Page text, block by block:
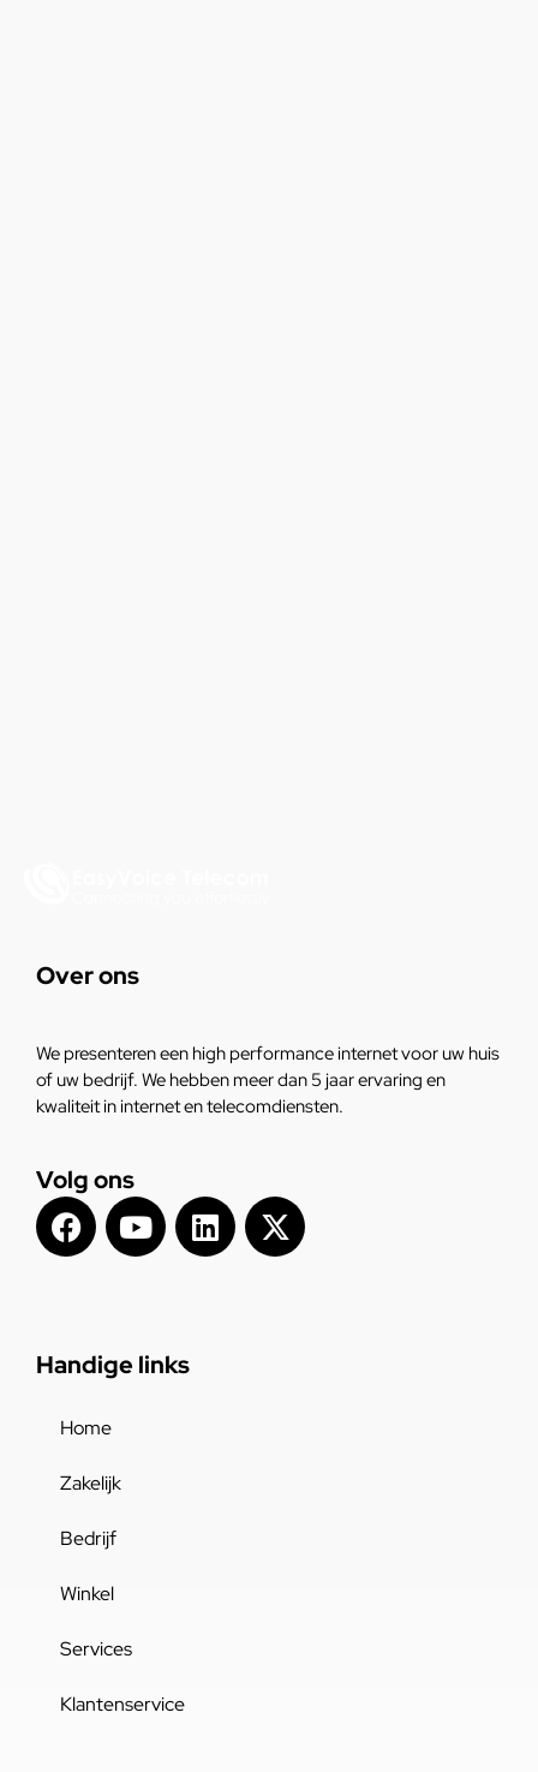
Over ons
We presenteren een high performance internet voor uw huis
of uw bedrijf. We hebben meer dan 5 jaar ervaring en
kwaliteit in internet en telecomdiensten.
Volg ons
Handige links
Home
Zakelijk
Bedrijf
Winkel
Services
Klantenservice